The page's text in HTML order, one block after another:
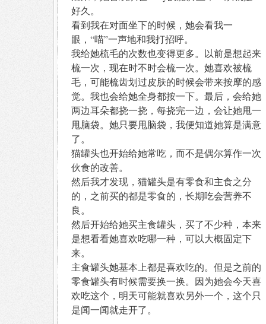
好久。
看到我在对面坐下的时候，她会看我一
眼，“喵”一声地和我打招呼。
我给她梳毛的次数也变得更多。以前是想起来
梳一次，现在时不时会梳一次。她喜欢被梳
毛，可能梳齿划过皮肤的时候会带来按摩的感
觉。我也会给她全身都按一下。最后，会给她
两边耳朵都挠一挠，每挠完一边，会让她甩一
甩脑袋。她只要甩脑袋，我便知道她算是满意
了。
猫罐头也开始给她常吃，而不是偶尔算作一次
伙食的改善。
然后我才发现，猫罐头是有零食和主食之分
的，之前买的都是零食的，长期吃会营养不
良。
然后开始给她买主食罐头，买了不少种，本来
是想看看她喜欢吃哪一种，可以大概固定下
来。
主食罐头她基本上都是喜欢吃的。但是之前的
零食罐头有时候需要换一换。因为她会今天喜
欢吃这个，明天可能就喜欢另外一个，这个只
是闻一闻就走开了。